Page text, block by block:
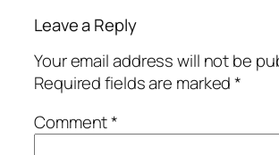
Leave a Reply
Your email address will not be
Required fields are marked*
Comment*